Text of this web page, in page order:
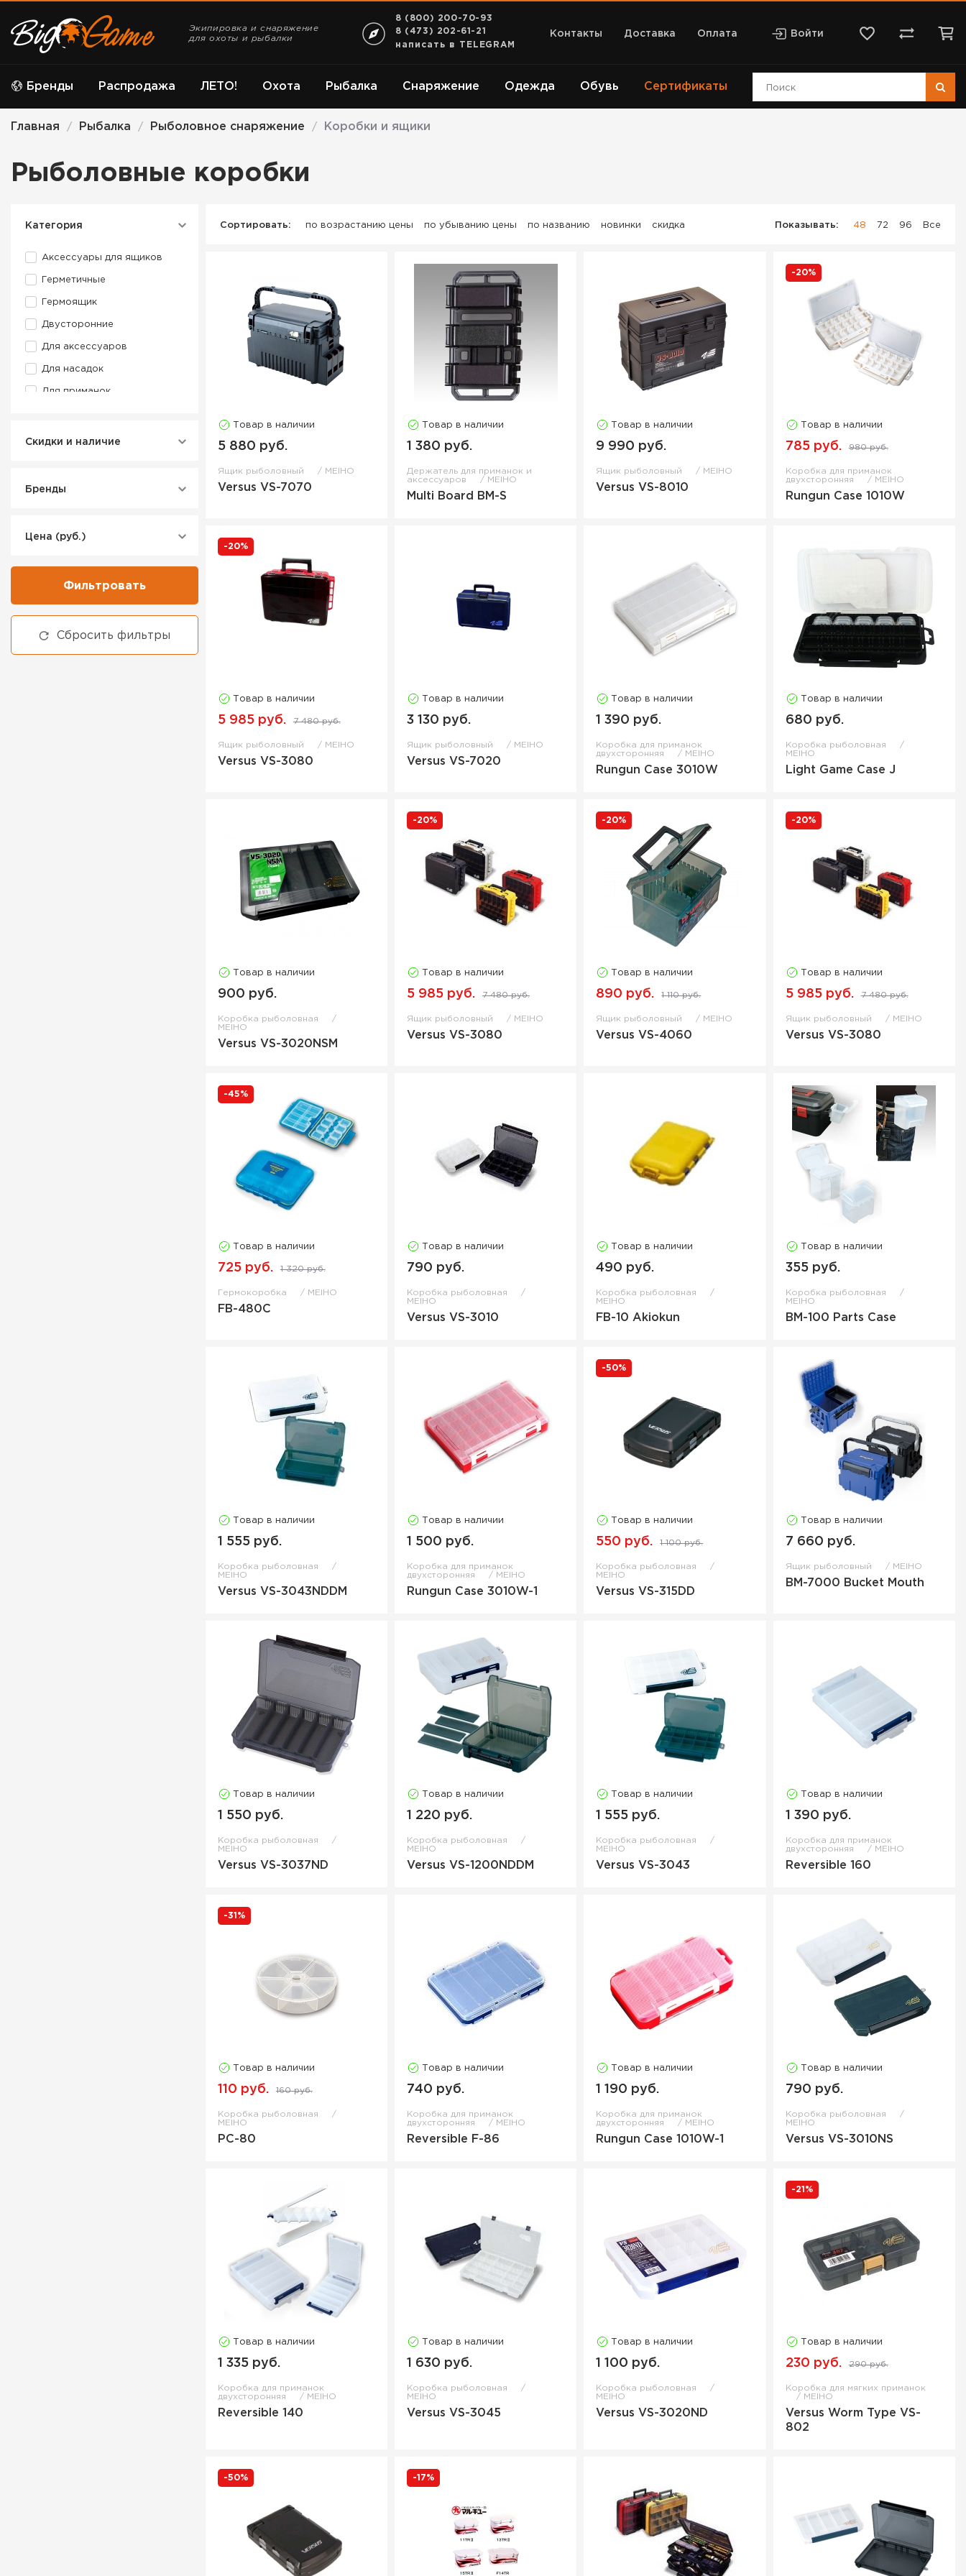
Экипировка и снаряжение
для охоты и рыбалки
8 (800) 200-70-93
8 (473) 202-61-21
написать в TELEGRAM
Контакты Доставка Оплата Войти
Бренды ЛЕТО! Охота Рыбалка Снаряжение Одежда Обувь
Распродажа Сертификаты
Главная / Рыбалка / Рыболовное снаряжение / Коробки и ящики
Рыболовные коробки
Категория
Аксессуары для ящиков
Герметичные
Гермоящик
Двусторонние
Для аксессуаров
Для насадок
Для приманок
Скидки и наличие
Бренды
Цена (руб.)
Фильтровать
Сбросить фильтры
Сортировать: по возрастанию цены по убыванию цены по названию новинки скидка Показывать: 48 72 96 Все
Товар в наличии
5 880 руб.
Ящик рыболовный MEIHO
Versus VS-7070
Товар в наличии
1 380 руб.
Держатель для приманок и
аксессуаров
MEIHO
Multi Board BM-S
Товар в наличии
9 990 руб.
Ящик рыболовный MEIHO
Versus VS-8010
-20%
Товар в наличии
785 руб. 980 руб.
Коробка для приманок
двухсторонняя
MEIHO
Rungun Case 1010W
-20%
Товар в наличии
5 985 руб. 7 480 руб.
Ящик рыболовный MEIHO
Versus VS-3080
Товар в наличии
3 130 руб.
Ящик рыболовный MEIHO
Versus VS-7020
Товар в наличии
1 390 руб.
Коробка для приманок
двухсторонняя
MEIHO
Rungun Case 3010W
Товар в наличии
680 руб.
Коробка рыболовная
MEIHO
Light Game Case J
Товар в наличии
900 руб.
Коробка рыболовная
MEIHO
Versus VS-3020NSM
-20%
Товар в наличии
5 985 руб. 7 480 руб.
Ящик рыболовный MEIHO
Versus VS-3080
-20%
Товар в наличии
890 руб. 1 110 руб.
Ящик рыболовный MEIHO
Versus VS-4060
-20%
Товар в наличии
5 985 руб. 7 480 руб.
Ящик рыболовный MEIHO
Versus VS-3080
-45%
Товар в наличии
725 руб. 1 320 руб.
Гермокоробка MEIHO
FB-480C
Товар в наличии
790 руб.
Коробка рыболовная
MEIHO
Versus VS-3010
Товар в наличии
490 руб.
Коробка рыболовная
MEIHO
FB-10 Akiokun
Товар в наличии
355 руб.
Коробка рыболовная
MEIHO
BM-100 Parts Case
Товар в наличии
1 555 руб.
Коробка рыболовная
MEIHO
Versus VS-3043NDDM
Товар в наличии
1 500 руб.
Коробка для приманок
двухсторонняя
MEIHO
Rungun Case 3010W-1
-50%
Товар в наличии
550 руб. 1 100 руб.
Коробка рыболовная
MEIHO
Versus VS-315DD
Товар в наличии
7 660 руб.
Ящик рыболовный MEIHO
BM-7000 Bucket Mouth
Товар в наличии
1 550 руб.
Коробка рыболовная
MEIHO
Versus VS-3037ND
Товар в наличии
1 220 руб.
Коробка рыболовная
MEIHO
Versus VS-1200NDDM
Товар в наличии
1 555 руб.
Коробка рыболовная
MEIHO
Versus VS-3043
Товар в наличии
1 390 руб.
Коробка для приманок
двухсторонняя
MEIHO
Reversible 160
-31%
Товар в наличии
110 руб. 160 руб.
Коробка рыболовная
MEIHO
PC-80
Товар в наличии
740 руб.
Коробка для приманок
двухсторонняя
MEIHO
Reversible F-86
Товар в наличии
1 190 руб.
Коробка для приманок
двухсторонняя
MEIHO
Rungun Case 1010W-1
Товар в наличии
790 руб.
Коробка рыболовная
MEIHO
Versus VS-3010NS
Товар в наличии
1 335 руб.
Коробка для приманок
двухсторонняя
MEIHO
Reversible 140
Товар в наличии
1 630 руб.
Коробка рыболовная
MEIHO
Versus VS-3045
Товар в наличии
1 100 руб.
Коробка рыболовная
MEIHO
Versus VS-3020ND
-21%
Товар в наличии
230 руб. 290 руб.
Коробка для мягких приманок
MEIHO
Versus Worm Type VS-
802
-50% -17%